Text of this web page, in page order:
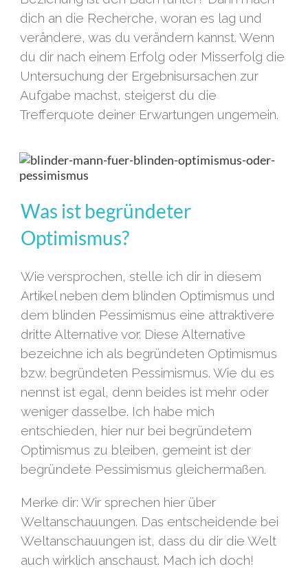
dich an die Recherche, woran es lag und
verändere, was du verändern kannst. Wenn
du dir nach einem Erfolg oder Misserfolg die
Untersuchung der Ergebnisursachen zur
Aufgabe machst, steigerst du die
Trefferquote deiner Erwartungen ungemein.
Was ist begründeter
Optimismus?
Wie versprochen, stelle ich dir in diesem
Artikel neben dem blinden Optimismus und
dem blinden Pessimismus eine attraktivere
dritte Alternative vor. Diese Alternative
bezeichne ich als begründeten Optimismus
bzw. begründeten Pessimismus. Wie du es
nennst ist egal, denn beides ist mehr oder
weniger dasselbe. Ich habe mich
entschieden, hier nur bei begründetem
Optimismus zu bleiben, gemeint ist der
begründete Pessimismus gleichermaßen.
Merke dir: Wir sprechen hier über
Weltanschauungen. Das entscheidende bei
Weltanschauungen ist, dass du dir die Welt
auch wirklich anschaust. Mach ich doch!